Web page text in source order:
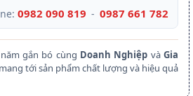
0982 090 819 - 0987 661 782
gắn bó cùng Doanh Nghiệp vàGia
tới sản phẩm chất lượng và hiệu quả